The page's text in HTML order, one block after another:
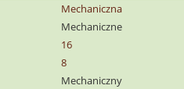
Mechaniczna
Mechaniczne
16
8
Mechaniczny